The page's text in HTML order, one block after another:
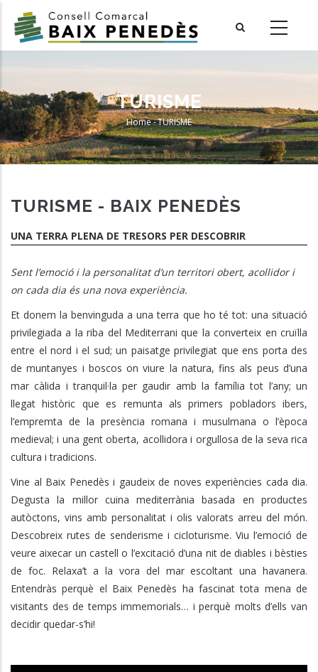
main
TURISME
Breadcrumb
Home-TURISME
TURISME - BAIX PENEDÈS
UNA TERRA PLENA DE TRESORS PER DESCOBRIR
Sent l’emoció i la personalitat d’un territori obert, acollidor i
on cada dia és una nova experiència.
Et donem la benvinguda a una terra que ho té tot: una situació
privilegiada a la riba del Mediterrani que la converteix en cruïlla
entre el nord i el sud; un paisatge privilegiat que ens porta des
de muntanyes i boscos on viure la natura, fins als peus d’una
mar càlida i tranquil·la per gaudir amb la família tot l’any; un
llegat històric que es remunta als primers pobladors ibers,
l’empremta de la presència romana i musulmana o l’època
medieval; i una gent oberta, acollidora i orgullosa de la seva rica
cultura i tradicions.
Vine al Baix Penedès i gaudeix de noves experiències cada dia.
Degusta la millor cuina mediterrània basada en productes
autòctons, vins amb personalitat i olis valorats arreu del món.
Descobreix rutes de senderisme i cicloturisme. Viu l’emoció de
veure aixecar un castell o l’excitació d’una nit de diables i bèsties
de foc. Relaxa’t a la vora del mar escoltant una havanera.
Entendràs perquè el Baix Penedès ha fascinat tota mena de
visitants des de temps immemorials… i perquè molts d’ells van
decidir quedar-s’hi!